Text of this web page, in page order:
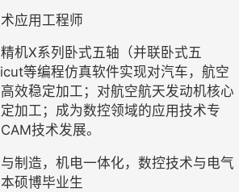
应用工程师
机X系列卧式五轴（并联卧式五
等编程仿真软件实现对汽车，航空
效稳定加工；对航空航天发动机核心
加工；成为数控领域的应用技术专
技术发展。
制造，机电一体化，数控技术与电气
硕博毕业生